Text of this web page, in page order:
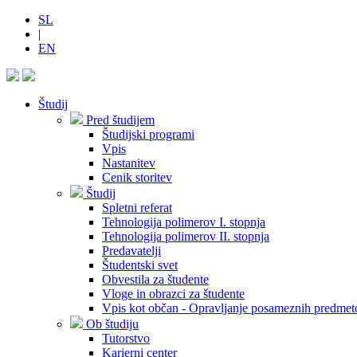
SL
|
EN
Študij
Pred študijem
Študijski programi
Vpis
Nastanitev
Cenik storitev
Študij
Spletni referat
Tehnologija polimerov I. stopnja
Tehnologija polimerov II. stopnja
Predavatelji
Študentski svet
Obvestila za študente
Vloge in obrazci za študente
Vpis kot občan - Opravljanje posameznih
Ob študiju
Tutorstvo
Karierni center